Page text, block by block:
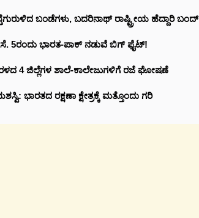
ಬಂಡೆಗಳು, ಬದರಿನಾಥ್‌ ರಾಷ್ಟ್ರೀಯ ಹೆದ್ದಾರಿ ಬಂದ್‌
5ರಂದು ಭಾರತ-ಪಾಕ್‌ ನಡುವೆ ಬಿಗ್ ಫೈಟ್!
4 ಜಿಲ್ಲೆಗಳ ಶಾಲೆ-ಕಾಲೇಜುಗಳಿಗೆ ರಜೆ ಘೋಷಣೆ
ಭಾರತದ ರಕ್ಷಣಾ ಕ್ಷೇತ್ರಕ್ಕೆ ಮತ್ತೊಂದು ಗರಿ